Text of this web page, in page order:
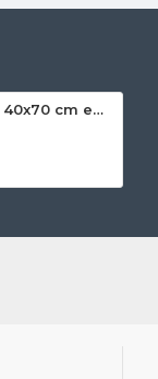
Papírtörölköző 40x70 cm egyszerhasználatos 60db/csomag